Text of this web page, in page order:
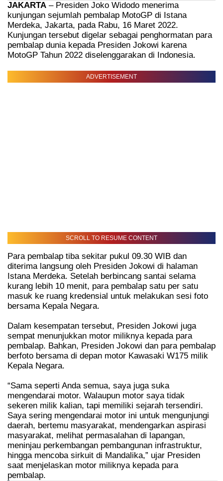
JAKARTA – Presiden Joko Widodo menerima
kunjungan sejumlah pembalap MotoGP di Istana
Merdeka, Jakarta, pada Rabu, 16 Maret 2022.
Kunjungan tersebut digelar sebagai penghormatan para
pembalap dunia kepada Presiden Jokowi karena
MotoGP Tahun 2022 diselenggarakan di Indonesia.
ADVERTISEMENT
SCROLL TO RESUME CONTENT
Para pembalap tiba sekitar pukul 09.30 WIB dan
diterima langsung oleh Presiden Jokowi di halaman
Istana Merdeka. Setelah berbincang santai selama
kurang lebih 10 menit, para pembalap satu per satu
masuk ke ruang kredensial untuk melakukan sesi foto
bersama Kepala Negara.
Dalam kesempatan tersebut, Presiden Jokowi juga
sempat menunjukkan motor miliknya kepada para
pembalap. Bahkan, Presiden Jokowi dan para pembalap
berfoto bersama di depan motor Kawasaki W175 milik
Kepala Negara.
“Sama seperti Anda semua, saya juga suka
mengendarai motor. Walaupun motor saya tidak
sekeren milik kalian, tapi memiliki sejarah tersendiri.
Saya sering mengendarai motor ini untuk mengunjungi
daerah, bertemu masyarakat, mendengarkan aspirasi
masyarakat, melihat permasalahan di lapangan,
meninjau perkembangan pembangunan infrastruktur,
hingga mencoba sirkuit di Mandalika,” ujar Presiden
saat menjelaskan motor miliknya kepada para
pembalap.